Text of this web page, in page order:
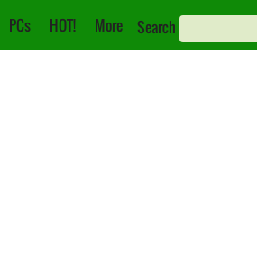
PCs HOT! More Search